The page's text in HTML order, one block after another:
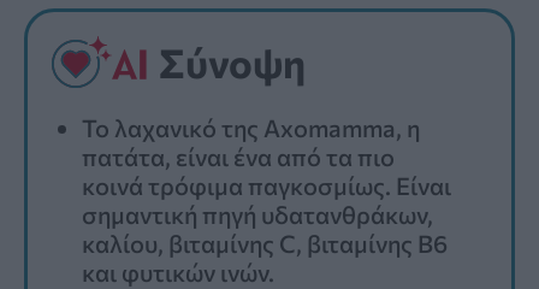
Σύνοψη
Το λαχανικό της Axomamma, η
πατάτα, είναι ένα από τα πιο
κοινά τρόφιμα παγκοσμίως. Είναι
σημαντική πηγή υδατανθράκων,
καλίου, βιταμίνης C, βιταμίνης Β6
και φυτικών ινών.